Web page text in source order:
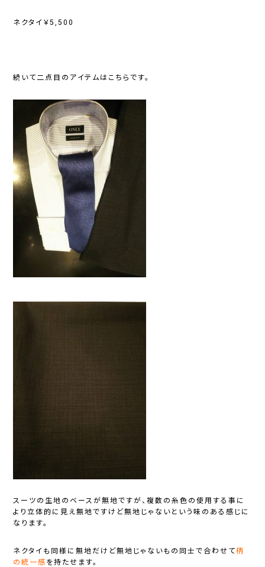
ネクタイ￥5,500
続いて二点目のアイテムはこちらです。
スーツの生地のベースが無地ですが、複数の糸色の使用する事に
より立体的に見え無地ですけど無地じゃないという味のある感じに
なります。
ネクタイも同様に無地だけど無地じゃないもの同士で合わせて柄
の統一感 を持たせます。